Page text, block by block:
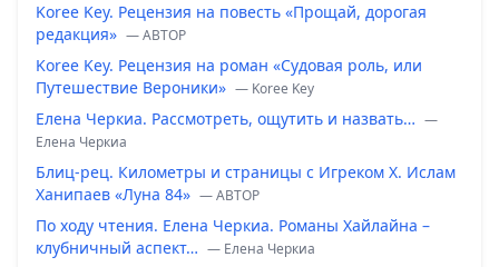
Koree Key. Рецензия на повесть «Прощай, дорогая
редакция» — ABTOP
Koree Key. Рецензия на роман «Судовая роль, или
Путешествие Вероники» — Koree Key
Елена Черкиа. Рассмотреть, ощутить и назвать… —
Елена Черкиа
Блиц-рец. Километры и страницы с Игреком Х. Ислам
Ханипаев «Луна 84» — ABTOP
По ходу чтения. Елена Черкиа. Романы Хайлайна –
клубничный аспект… — Елена Черкиа